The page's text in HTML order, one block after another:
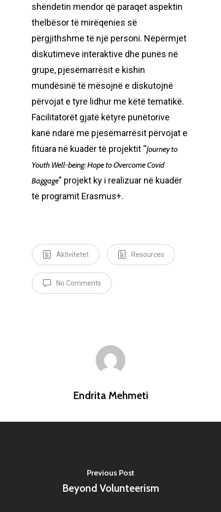
shëndetin mendor që paraqet aspektin
thelbësor të mirëqenies së
përgjithshme të një personi. Nëpërmjet
diskutimeve interaktive dhe punës në
grupe, pjesëmarrësit e kishin
mundësinë të mësojnë e diskutojnë
përvojat e tyre lidhur me këtë tematikë.
Facilitatorët gjatë këtyre punëtorive
kanë ndarë me pjesëmarrësit përvojat e
fituara në kuadër të projektit “Journey to
Youth Well-being: Hope to Overcome Covid
Baggage” projekt ky i realizuar në kuadër
të programit Erasmus+.
Aktivitetet Resources
No Comments
Endrita Mehmeti
Previous Post
Beyond Volunteerism